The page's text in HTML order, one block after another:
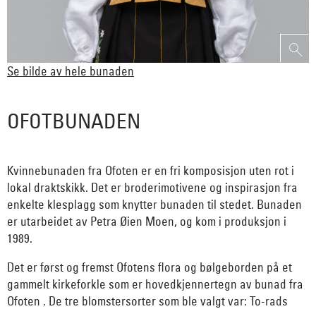
Se bilde av hele bunaden
OFOTBUNADEN
Kvinnebunaden fra Ofoten er en fri komposisjon uten rot i
lokal draktskikk. Det er broderimotivene og inspirasjon fra
enkelte klesplagg som knytter bunaden til stedet. Bunaden
er utarbeidet av Petra Øien Moen, og kom i produksjon i
1989.
Det er først og fremst Ofotens flora og bølgeborden på et
gammelt kirkeforkle som er hovedkjennertegn av bunad fra
Ofoten . De tre blomstersorter som ble valgt var: To-rads